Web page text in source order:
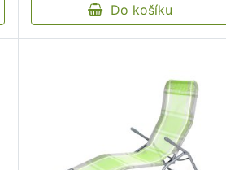
Do košíku